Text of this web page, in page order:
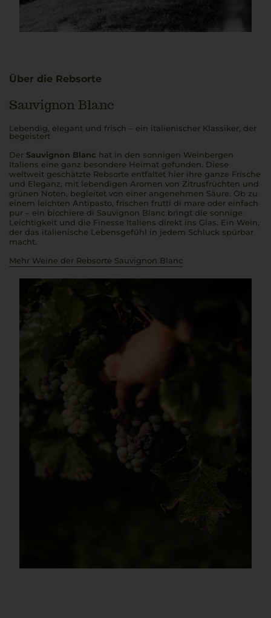
Über die Rebsorte
Sauvignon Blanc
Lebendig, elegant und frisch – ein italienischer Klassiker, der
begeistert
Der Sauvignon Blanc hat in den sonnigen Weinbergen
Italiens eine ganz besondere Heimat gefunden. Diese
weltweit geschätzte Rebsorte entfaltet hier ihre ganze Frische
und Eleganz, mit lebendigen Aromen von Zitrusfrüchten und
grünen Noten, begleitet von einer angenehmen Säure. Ob zu
einem leichten Antipasto, frischen frutti di mare oder einfach
pur – ein bicchiere di Sauvignon Blanc bringt die sonnige
Leichtigkeit und die Finesse Italiens direkt ins Glas. Ein Wein,
der das italienische Lebensgefühl in jedem Schluck spürbar
macht.
Mehr Weine der Rebsorte Sauvignon Blanc